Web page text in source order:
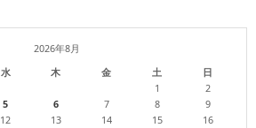
2026年8月
水 木 金 土 日
1
2
5 6 7 8
9
12 13 14 15
16